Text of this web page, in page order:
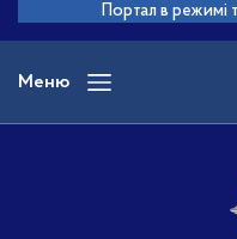
основного
вмісту
Портал в режимі
Меню